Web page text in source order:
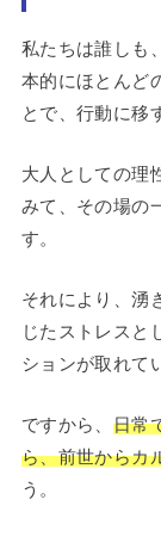
私たちは誰しも
本的にほとんど
とで、行動に移
大人としての理
みて、その場の
す。
それにより、湧
じたストレスと
ションが取れて
ですから、 日常
ら、前世からカ
う。